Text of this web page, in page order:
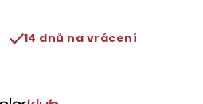
14 dnů na vrácení